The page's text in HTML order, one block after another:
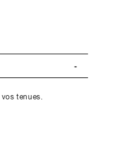
tenues.